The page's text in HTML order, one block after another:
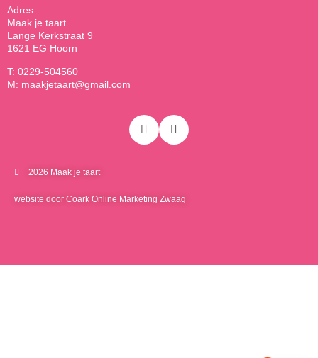
Adres:
Maak je taart
Lange Kerkstraat 9
1621 EG Hoorn
T: 0229-504560
M: maakjetaart@gmail.com
2026 Maak je taart
website door Coark Online Marketing Zwaag